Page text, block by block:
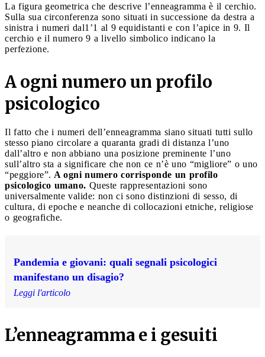
La figura geometrica che descrive l’enneagramma è il cerchio.
Sulla sua circonferenza sono situati in successione da destra a
sinistra i numeri dal1’1 al 9 equidistanti e con l’apice in 9. Il
cerchio e il numero 9 a livello simbolico indicano la
perfezione.
A ogni numero un profilo
psicologico
Il fatto che i numeri dell’enneagramma siano situati tutti sullo
stesso piano circolare a quaranta gradi di distanza l’uno
dall’altro e non abbiano una posizione preminente l’uno
sull’altro sta a significare che non ce n’è uno “migliore” o uno
“peggiore”. A ogni numero corrisponde un profilo
psicologico umano. Queste rappresentazioni sono
universalmente valide: non ci sono distinzioni di sesso, di
cultura, di epoche e neanche di collocazioni etniche, religiose
o geografiche.
Pandemia e giovani: quali segnali psicologici
manifestano un disagio?
Leggi l'articolo
L’enneagramma e i gesuiti